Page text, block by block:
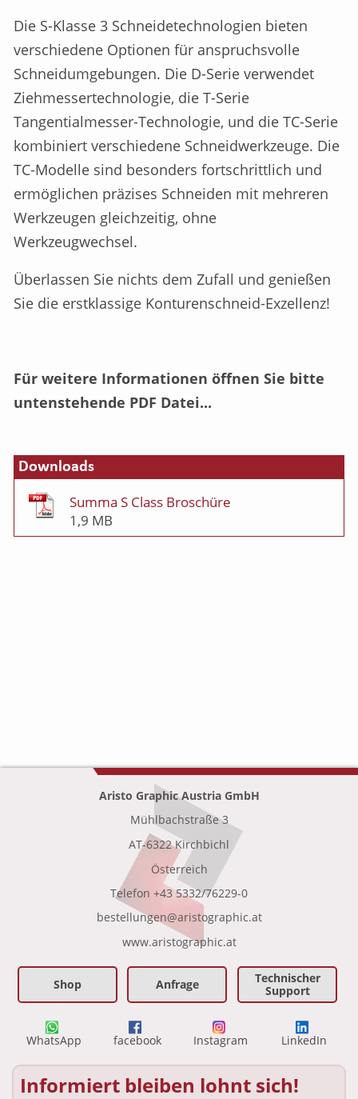
Die S-Klasse 3 Schneidetechnologien bieten
verschiedene Optionen für anspruchsvolle
Schneidumgebungen. Die D-Serie verwendet
Ziehmessertechnologie, die T-Serie
Tangentialmesser-Technologie, und die TC-Serie
kombiniert verschiedene Schneidwerkzeuge. Die
TC-Modelle sind besonders fortschrittlich und
ermöglichen präzises Schneiden mit mehreren
Werkzeugen gleichzeitig, ohne
Werkzeugwechsel.
Überlassen Sie nichts dem Zufall und genießen
Sie die erstklassige Konturenschneid-Exzellenz!
Für weitere Informationen öffnen Sie bitte
untenstehende PDF Datei...
Downloads
Summa S Class Broschüre
1,9 MB
Aristo Graphic Austria GmbH
Mühlbachstraße 3
AT-6322 Kirchbichl
Österreich
Telefon +43 5332/76229-0
bestellungen@aristographic.at
www.aristographic.at
Shop Anfrage
Technischer
Support
WhatsApp facebook Instagram LinkedIn
Informiert bleiben lohnt sich!